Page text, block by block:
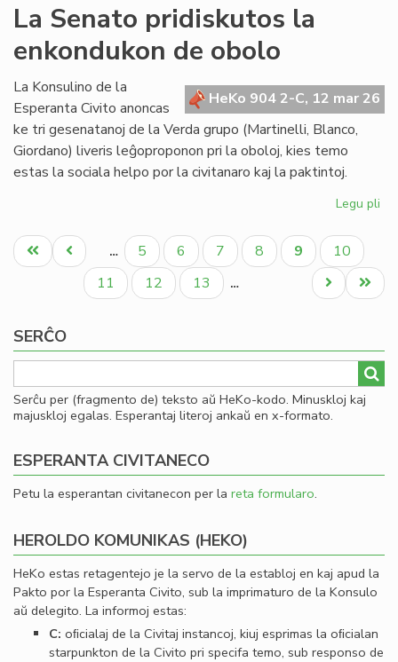
La Senato pridiskutos la
enkondukon de obolo
HeKo 904 2-C, 12 mar 26
La Konsulino de la
Esperanta Civito anoncas
ke tri gesenatanoj de la Verda grupo (Martinelli, Blanco,
Giordano) liveris leĝoproponon pri la oboloj, kies temo
estas la sociala helpo por la civitanaro kaj la paktintoj.
Legu pli
la
Pagination
Unua
paĝo
Antaŭa
paĝo
… Paĝo
5 Paĝo
6 Paĝo
7 Paĝo
8
Aktuala
paĝo
9 Paĝo
10
Paĝo
11 Paĝo
12 Paĝo
13 …
Last
page
Next
page
SERĈO
Serĉu per (fragmento de) teksto aŭ HeKo-kodo. Minuskloj kaj
majuskloj egalas. Esperantaj literoj ankaŭ en x-formato.
ESPERANTA CIVITANECO
Petu la esperantan civitanecon per la reta formularo.
HEROLDO KOMUNIKAS (HEKO)
HeKo estas retagentejo je la servo de la establoj en kaj apud la
Pakto por la Esperanta Civito, sub la imprimaturo de la Konsulo
aŭ delegito. La informoj estas:
C: oﬁcialaj de la Civitaj instancoj, kiuj esprimas la oﬁcialan
starpunkton de la Civito pri specifa temo, sub responso de